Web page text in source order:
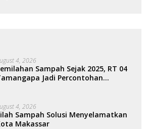
4, 2026
Sampah Sejak 2025, RT 04
Jadi Percontohan
4, 2026
Sampah Solusi Menyelamatkan
Makassar